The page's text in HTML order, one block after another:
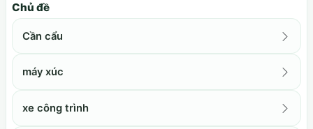
Chủ đề
Cần cẩu
máy xúc
xe công trình